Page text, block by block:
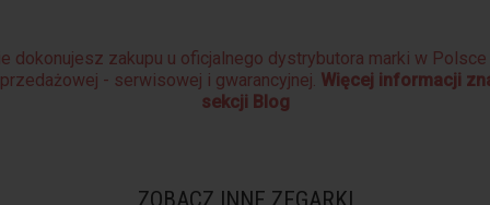
dokonujesz zakupu u oficjalnego dystrybutora marki w
- serwisowej i gwarancyjnej. Więcej informacji
sekcji Blog
ZOBACZ INNE ZEGARKI